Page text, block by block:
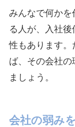
みんなで何かを
る人が、入社
性もあります
ば、その会社の
ましょう。
会社の弱み